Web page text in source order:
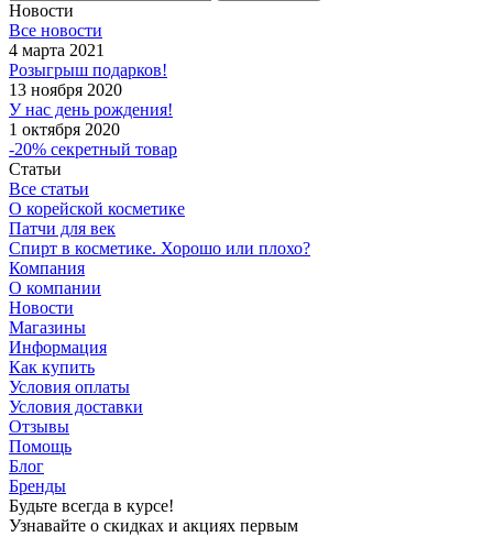
Новости
Все новости
4 марта 2021
Розыгрыш подарков!
13 ноября 2020
У нас день рождения!
1 октября 2020
-20% секретный товар
Статьи
Все статьи
О корейской косметике
Патчи для век
Спирт в косметике. Хорошо или плохо?
Компания
О компании
Новости
Магазины
Информация
Как купить
Условия оплаты
Условия доставки
Отзывы
Помощь
Блог
Бренды
Будьте всегда в курсе!
Узнавайте о скидках и акциях первым